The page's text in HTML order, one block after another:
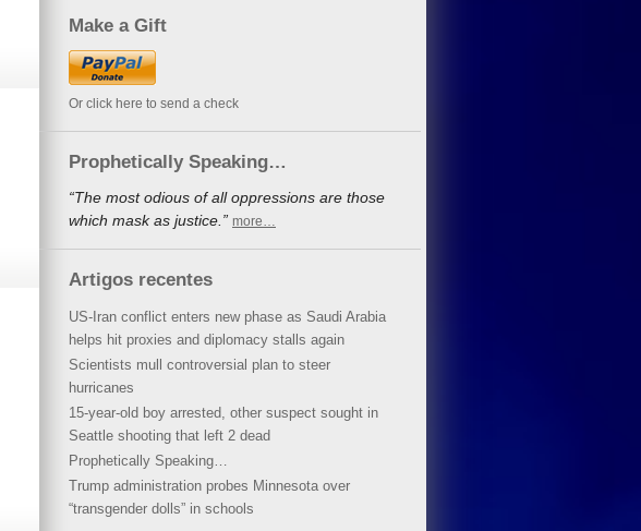
Make a Gift
Or click here to send a check
Prophetically Speaking…
“The most odious of all oppressions are those
which mask as justice.” more…
Artigos recentes
US-Iran conflict enters new phase as Saudi Arabia
helps hit proxies and diplomacy stalls again
Scientists mull controversial plan to steer
hurricanes
15-year-old boy arrested, other suspect sought in
Seattle shooting that left 2 dead
Prophetically Speaking…
Trump administration probes Minnesota over
“transgender dolls” in schools